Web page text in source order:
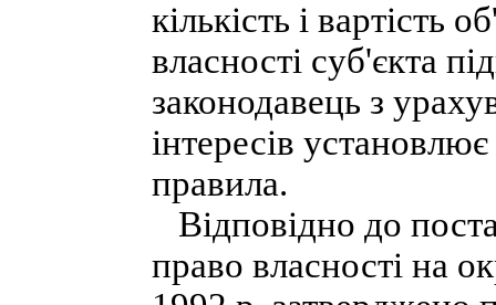
кількість і вартість
власності суб'єкта
законодавець з
інтересів
правила.
Відповідно до
право власності на